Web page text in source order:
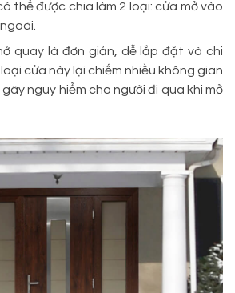
thể được chia làm 2 loại: cửa mở vào
quay là đơn giản, dễ lắp đặt và chi
cửa này lại chiếm nhiều không gian
nguy hiểm cho người đi qua khi mở